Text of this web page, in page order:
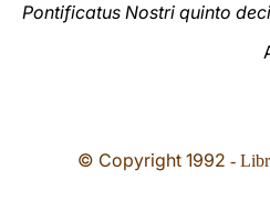
Pontificatus Nostri quinto
© Copyright 1992 -